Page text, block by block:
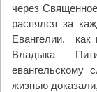
через
распялся за
Евангелии, как
Владыка
евангельскому
жизнью